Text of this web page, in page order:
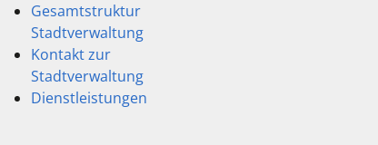
Gesamtstruktur
Stadtverwaltung
Kontakt zur
Stadtverwaltung
Dienstleistungen